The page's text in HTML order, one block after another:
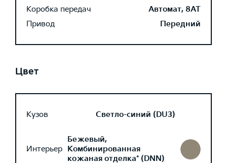
Коробка передач
Автомат, 8AT
Привод
Передний
Цвет
Кузов Светло-синий (DU3)
Интерьер
Бежевый,
Комбинированная
кожаная отделка* (DNN)